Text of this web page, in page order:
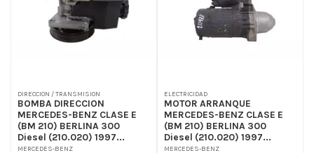
DIRECCION / TRANSMISION
BOMBA DIRECCION
MERCEDES-BENZ CLASE E
(BM 210) BERLINA 300
Diesel (210.020) 1997...
MERCEDES-BENZ
ELECTRICIDAD
MOTOR ARRANQUE
MERCEDES-BENZ CLASE E
(BM 210) BERLINA 300
Diesel (210.020) 1997...
MERCEDES-BENZ